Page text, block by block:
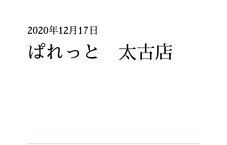
2020年12月17日
ぱれっと 太古店